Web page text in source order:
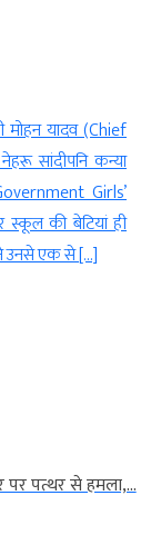
मोहन यादव (Chief
सांदीपनि कन्या
Girls’
स्कूल की बेटियां ही
उनसे एक से […]
पर पत्थर से हमला,...